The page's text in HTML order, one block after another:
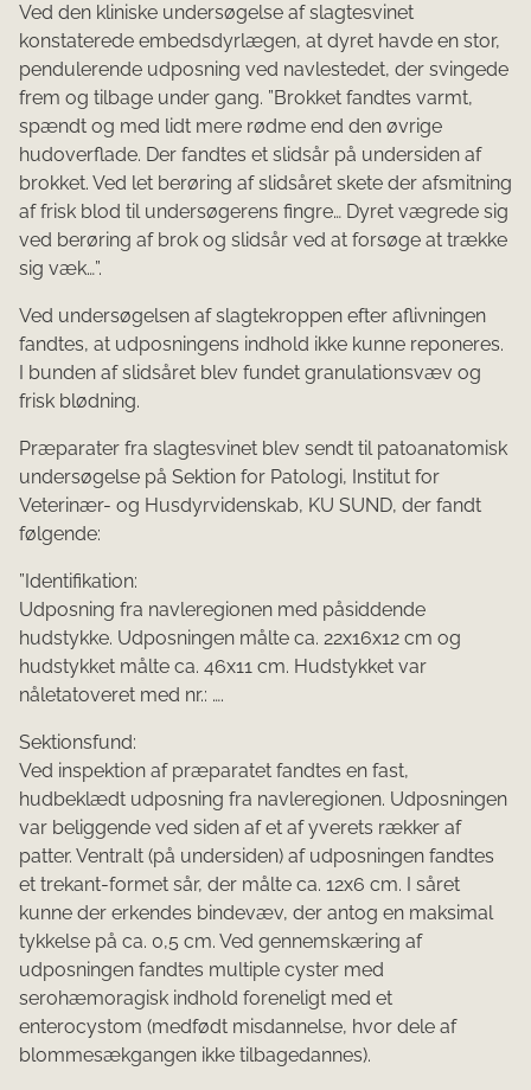
Ved den kliniske undersøgelse af slagtesvinet
konstaterede embedsdyrlægen, at dyret havde en stor,
pendulerende udposning ved navlestedet, der svingede
frem og tilbage under gang. ”Brokket fandtes varmt,
spændt og med lidt mere rødme end den øvrige
hudoverflade. Der fandtes et slidsår på undersiden af
brokket. Ved let berøring af slidsåret skete der afsmitning
af frisk blod til undersøgerens fingre… Dyret vægrede sig
ved berøring af brok og slidsår ved at forsøge at trække
sig væk…”.
Ved undersøgelsen af slagtekroppen efter aflivningen
fandtes, at udposningens indhold ikke kunne reponeres.
I bunden af slidsåret blev fundet granulationsvæv og
frisk blødning.
Præparater fra slagtesvinet blev sendt til patoanatomisk
undersøgelse på Sektion for Patologi, Institut for
Veterinær- og Husdyrvidenskab, KU SUND, der fandt
følgende:
”Identifikation:
Udposning fra navleregionen med påsiddende
hudstykke. Udposningen målte ca. 22x16x12 cm og
hudstykket målte ca. 46x11 cm. Hudstykket var
nåletatoveret med nr.: ….
Sektionsfund:
Ved inspektion af præparatet fandtes en fast,
hudbeklædt udposning fra navleregionen. Udposningen
var beliggende ved siden af et af yverets rækker af
patter. Ventralt (på undersiden) af udposningen fandtes
et trekant-formet sår, der målte ca. 12x6 cm. I såret
kunne der erkendes bindevæv, der antog en maksimal
tykkelse på ca. 0,5 cm. Ved gennemskæring af
udposningen fandtes multiple cyster med
serohæmoragisk indhold foreneligt med et
enterocystom (medfødt misdannelse, hvor dele af
blommesækgangen ikke tilbagedannes).